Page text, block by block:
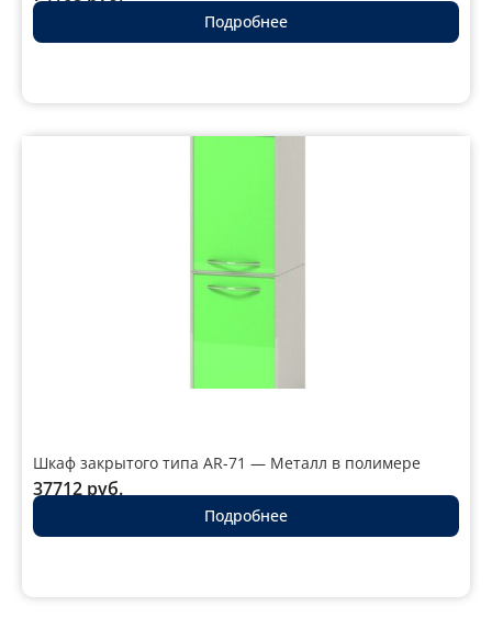
Подробнее
Шкаф закрытого типа AR-71 — Металл в полимере
37712 руб.
Подробнее